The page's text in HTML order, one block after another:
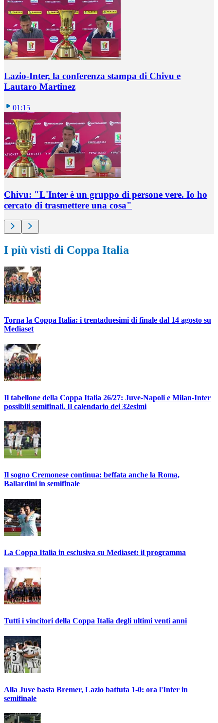
Lazio-Inter, la conferenza stampa di Chivu e
Lautaro Martinez
01:15
Chivu: "L'Inter è un gruppo di persone vere. Io ho
cercato di trasmettere una cosa"
I più visti di Coppa Italia
Torna la Coppa Italia: i trentaduesimi di finale dal 14 agosto su
Mediaset
Il tabellone della Coppa Italia 26/27: Juve-Napoli e Milan-Inter
possibili semifinali. Il calendario dei 32esimi
Il sogno Cremonese continua: beffata anche la Roma,
Ballardini in semifinale
La Coppa Italia in esclusiva su Mediaset: il programma
Tutti i vincitori della Coppa Italia degli ultimi venti anni
Alla Juve basta Bremer, Lazio battuta 1-0: ora l'Inter in
semifinale